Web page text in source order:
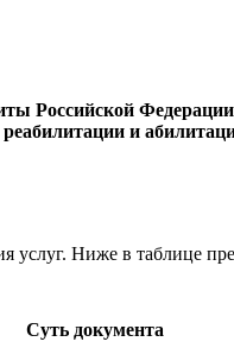
Российской
и
услуг. Ниже в таблице
Суть документа